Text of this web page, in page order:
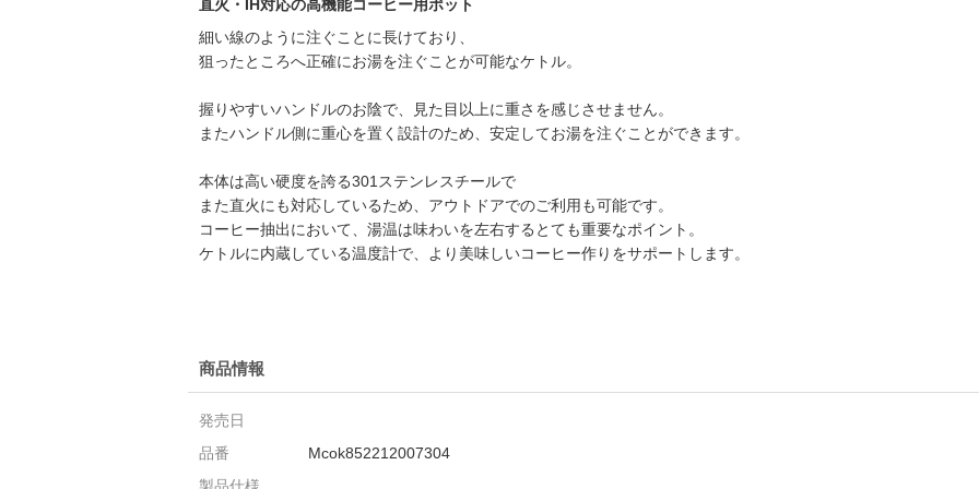
直火・IH対応の高機能コーヒー用ポット
細い線のように注ぐことに長けており、
狙ったところへ正確にお湯を注ぐことが可能なケトル。
握りやすいハンドルのお陰で、見た目以上に重さを感じさせません。
またハンドル側に重心を置く設計のため、安定してお湯を注ぐことができます。
本体は高い硬度を誇る301ステンレスチールで
また直火にも対応しているため、アウトドアでのご利用も可能です。
コーヒー抽出において、湯温は味わいを左右するとても重要なポイント。
ケトルに内蔵している温度計で、より美味しいコーヒー作りをサポートします。
商品情報
発売日
品番
Mcok852212007304